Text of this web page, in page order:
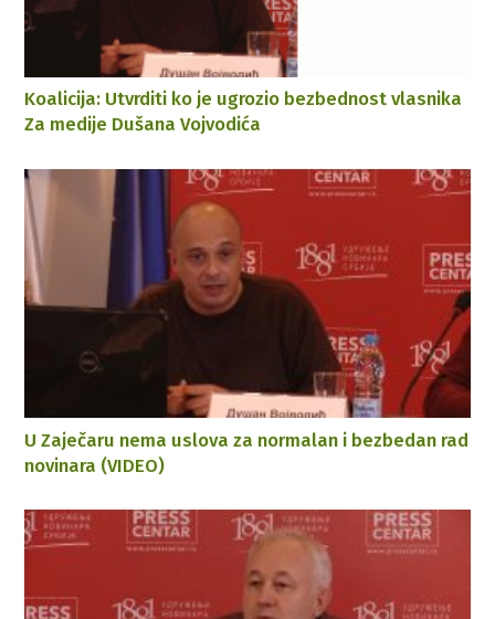
Koalicija: Utvrditi ko je ugrozio bezbednost vlasnika
Za medije Dušana Vojvodića
U Zaječaru nema uslova za normalan i bezbedan rad
novinara (VIDEO)